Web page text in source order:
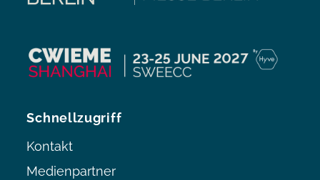
Schnellzugriff
Kontakt
Medienpartner